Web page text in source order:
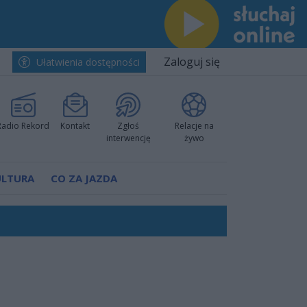
Ułatwienia dostępności Zaloguj się
Rekord Kontakt
Zgłoś
interwencję
Relacje na
żywo
CO ZA JAZDA
w Ustce!
prokuratury
pokazali klasę